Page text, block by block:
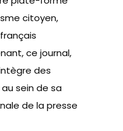
citoyen,
ce journal,
des
sein de sa
de la presse